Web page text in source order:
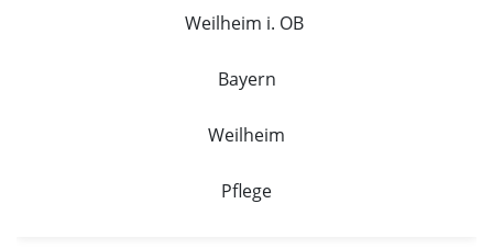
Weilheim i. OB
Bayern
Weilheim
Pflege